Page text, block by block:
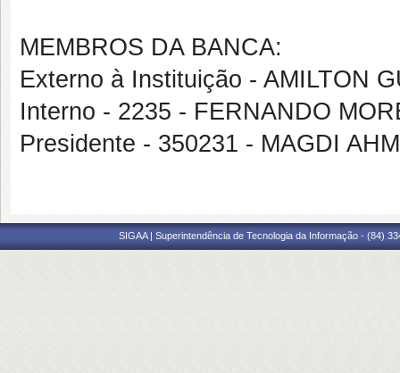
MEMBROS DA BANCA:
Externo à Instituição - AMILTON
Interno - 2235 - FERNANDO
Presidente - 350231 - MAGDI
SIGAA | Superintendência de Tecnologia da Informação - (84)